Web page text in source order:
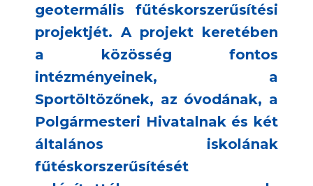
geotermális fűtéskorszerűsítési
projektjét. A projekt keretében
a közösség fontos
intézményeinek, a
Sportöltözőnek, az óvodának, a
Polgármesteri Hivatalnak és két
általános iskolának
fűtéskorszerűsítését